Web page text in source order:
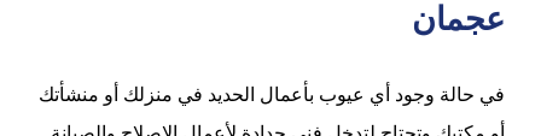
عجمان
في حالة وجود أي عيوب بأعمال الحديد في منزلك أو منشأتك